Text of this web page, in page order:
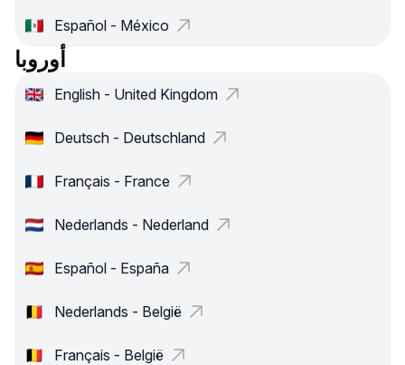
Español - México
أوروبا
English - United Kingdom
Deutsch - Deutschland
Français - France
Nederlands - Nederland
Español - España
Nederlands - België
Français - België